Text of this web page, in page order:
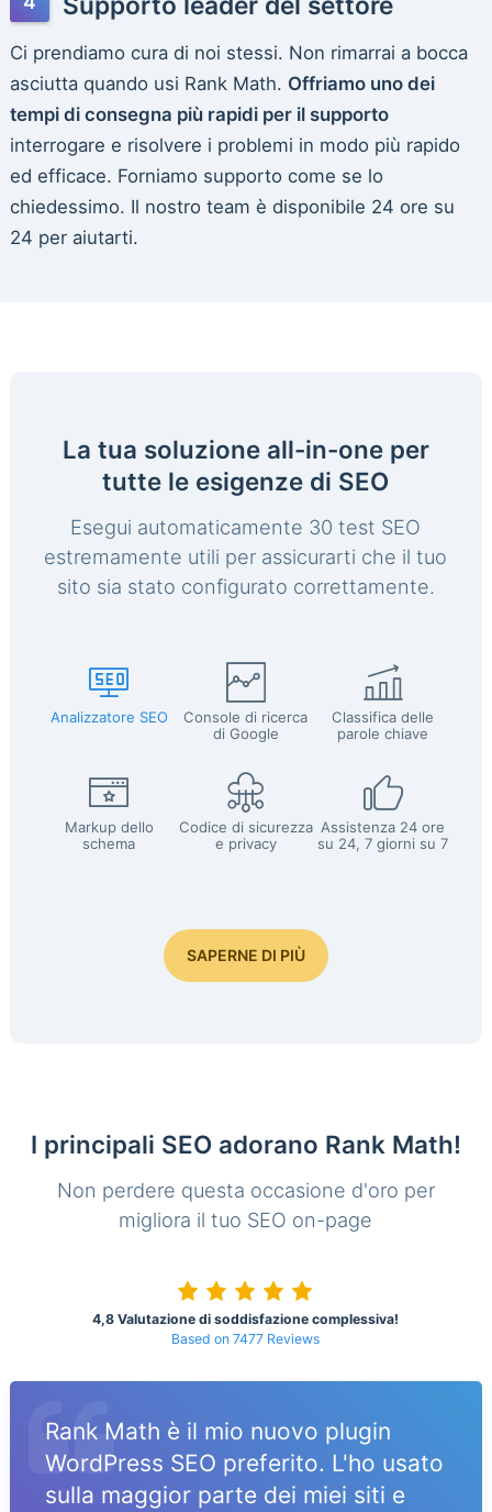
Ci prendiamo cura di noi stessi. Non rimarrai a bocca
asciutta quando usi Rank Math. Offriamo uno dei
tempi di consegna più rapidi per il supporto
interrogare e risolvere i problemi in modo più rapido
ed efficace. Forniamo supporto come se lo
chiedessimo. Il nostro team è disponibile 24 ore su
24 per aiutarti.
La tua soluzione all-in-one per
tutte le esigenze di SEO
Esegui automaticamente 30 test SEO
estremamente utili per assicurarti che il tuo
sito sia stato configurato correttamente.
Analizzatore SEO
Console di ricerca
di Google
Classifica delle
parole chiave
Markup dello
schema
Codice di sicurezza
e privacy
Assistenza 24 ore
su 24, 7 giorni su 7
SAPERNE DI PIÙ
I principali SEO adorano Rank Math!
Non perdere questa occasione d'oro per
migliora il tuo SEO on-page
4,8 Valutazione di soddisfazione complessiva!
Based on 7477 Reviews
Rank Math è il mio nuovo plugin
WordPress SEO preferito. L'ho usato
sulla maggior parte dei miei siti e